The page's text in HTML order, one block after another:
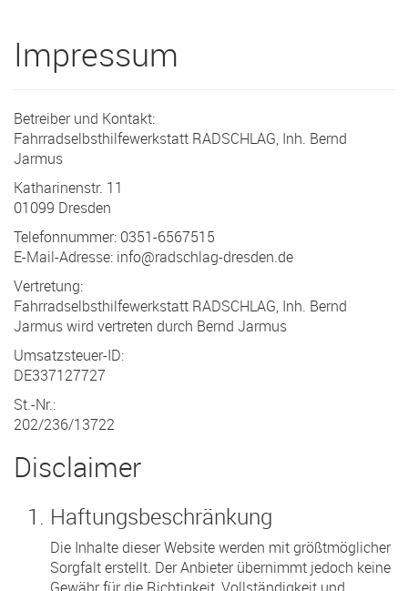
Impressum
Betreiber und Kontakt:
Fahrradselbsthilfewerkstatt RADSCHLAG, Inh. Bernd
Jarmus
Katharinenstr. 11
01099 Dresden
Telefonnummer: 0351-6567515
E-Mail-Adresse: info@radschlag-dresden.de
Vertretung:
Fahrradselbsthilfewerkstatt RADSCHLAG, Inh. Bernd
Jarmus wird vertreten durch Bernd Jarmus
Umsatzsteuer-ID:
DE337127727
St.-Nr.:
202/236/13722
Disclaimer
Haftungsbeschränkung
Die Inhalte dieser Website werden mit größtmöglicher
Sorgfalt erstellt. Der Anbieter übernimmt jedoch keine